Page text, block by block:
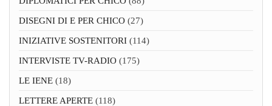
DISEGNI DI E PER CHICO (27)
INIZIATIVE SOSTENITORI (114)
INTERVISTE TV-RADIO (175)
LE IENE (18)
LETTERE APERTE (118)